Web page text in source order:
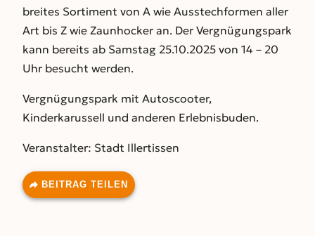
breites Sortiment von A wie Ausstechformen aller
Art bis Z wie Zaunhocker an. Der Vergnügungspark
kann bereits ab Samstag 25.10.2025 von 14 – 20
Uhr besucht werden.
Vergnügungspark mit Autoscooter,
Kinderkarussell und anderen Erlebnisbuden.
Veranstalter: Stadt Illertissen
BEITRAG TEILEN